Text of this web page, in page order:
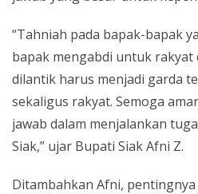
“Tahniah pada bapak-bapak
bapak mengabdi untuk rakyat
dilantik harus menjadi garda
sekaligus rakyat. Semoga
jawab dalam menjalankan
Siak,” ujar Bupati Siak Afni Z.
Ditambahkan Afni,